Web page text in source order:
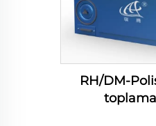
RH/DM-
toplama